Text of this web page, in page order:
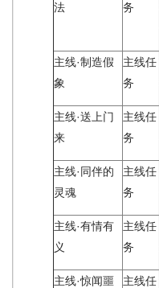
法
务
主线·制造假
象
主线任
务
主线·送上门
来
主线任
务
主线·同伴的
灵魂
主线任
务
主线·有情有
义
主线任
务
主线·惊闻噩
主线任